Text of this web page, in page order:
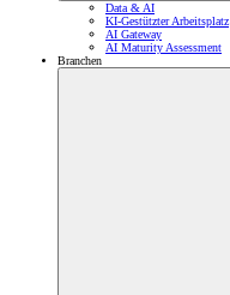
Data & AI
KI-Gestützter Arbeitsplatz
AI Gateway
AI Maturity Assessment
Branchen